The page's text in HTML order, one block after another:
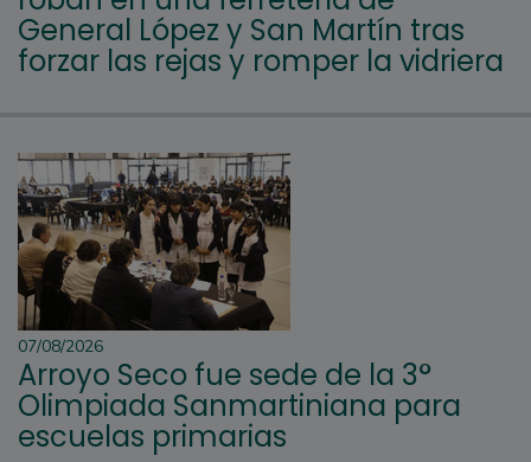
General López y San Martín tras
forzar las rejas y romper la vidriera
07/08/2026
Arroyo Seco fue sede de la 3°
Olimpiada Sanmartiniana para
escuelas primarias